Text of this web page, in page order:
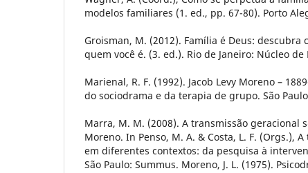
modelos familiares (1. ed., pp. 67-80). Porto
Groisman, M. (2012). Família é Deus: descubra
quem você é. (3. ed.). Rio de Janeiro: Núcleo de
Marienal, R. F. (1992). Jacob Levy Moreno –
do sociodrama e da terapia de grupo. São
Marra, M. M. (2008). A transmissão geracional
Moreno. In Penso, M. A. & Costa, L. F. (Orgs.),
em diferentes contextos: da pesquisa à
São Paulo: Summus. Moreno, J. L. (1975).